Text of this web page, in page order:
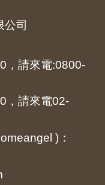
公司
，請來電:0800-
，請來電02-
)：